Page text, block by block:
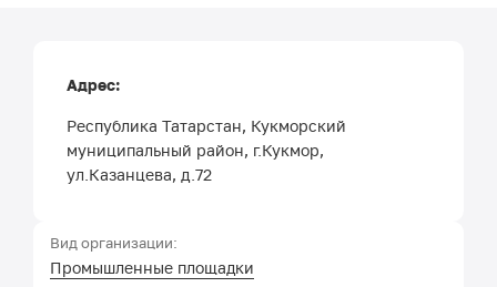
Адрес:
Республика Татарстан, Кукморский
муниципальный район, г.Кукмор,
ул.Казанцева, д.72
Вид организации:
Промышленные площадки